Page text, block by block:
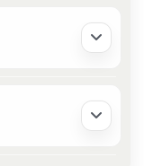
Déplier
Déplier